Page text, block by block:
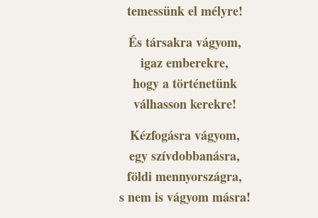
temessünk el mélyre!
És társakra vágyom,
igaz emberekre,
hogy a történetünk
válhasson kerekre!
Kézfogásra vágyom,
egy szívdobbanásra,
földi mennyországra,
s nem is vágyom másra!